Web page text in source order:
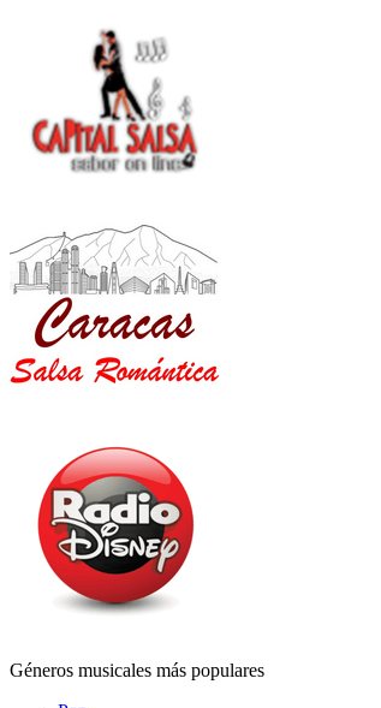
Géneros musicales más populares